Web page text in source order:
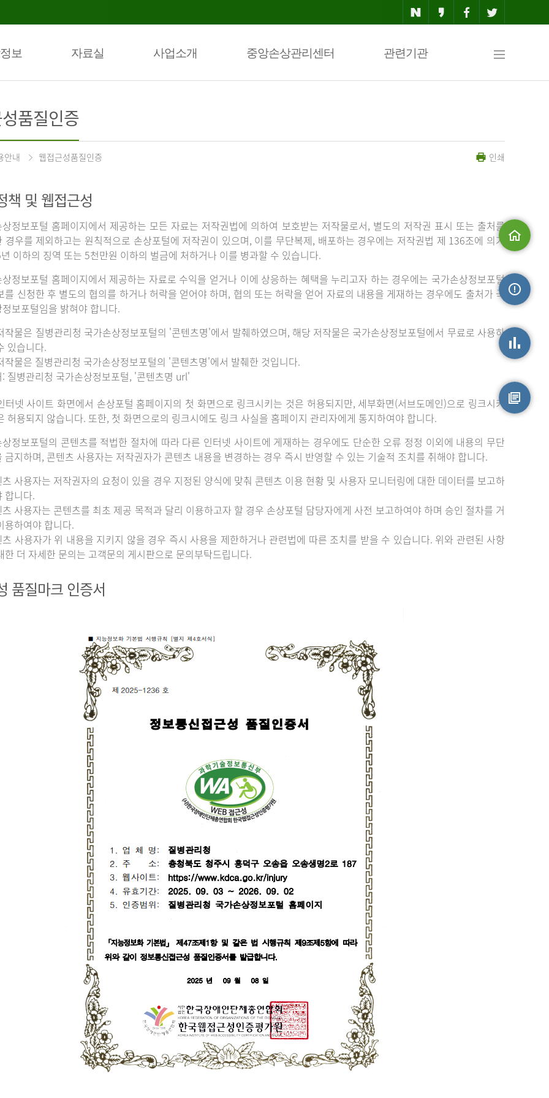
보 자료실 사업소개 중앙손상관리센터 관련기관
맵
품질인증
안내 웹접근성품질인증 인쇄
책 및 웹접근성
상정보포털 홈페이지에서 제공하는 모든 자료는 저작권법에 의하여 보호받는 저작물로서, 별도의 저작권 표시 또는 출처를
경우를 제외하고는 원칙적으로 손상포털에 저작권이 있으며, 이를 무단복제, 배포하는 경우에는 저작권법 제 136조에 의거
이하의 징역 또는 5천만원 이하의 벌금에 처하거나 이를 병과할 수 있습니다.
상정보포털 홈페이지에서 제공하는 자료로 수익을 얻거나 이에 상응하는 혜택을 누리고자 하는 경우에는 국가손상정보포털
를 신청한 후 별도의 협의를 하거나 허락을 얻어야 하며, 협의 또는 허락을 얻어 자료의 내용을 게재하는 경우에도 출처가 국
보포털임을 밝혀야 합니다.
작물은 질병관리청 국가손상정보포털의 '콘텐츠명'에서 발췌하였으며, 해당 저작물은 국가손상정보포털에서 무료로 사용하
있습니다.
작물은 질병관리청 국가손상정보포털의 '콘텐츠명'에서 발췌한 것입니다.
: 질병관리청 국가손상정보포털, '콘텐츠명 url'
터넷 사이트 화면에서 손상포털 홈페이지의 첫 화면으로 링크시키는 것은 허용되지만, 세부화면(서브도메인)으로 링크시키
허용되지 않습니다. 또한, 첫 화면으로의 링크시에도 링크 사실을 홈페이지 관리자에게 통지하여야 합니다.
상정보포털의 콘텐츠를 적법한 절차에 따라 다른 인터넷 사이트에 게재하는 경우에도 단순한 오류 정정 이외에 내용의 무단
금지하며, 콘텐츠 사용자는 저작권자가 콘텐츠 내용을 변경하는 경우 즉시 반영할 수 있는 기술적 조치를 취해야 합니다.
츠 사용자는 저작권자의 요청이 있을 경우 지정된 양식에 맞춰 콘텐츠 이용 현황 및 사용자 모니터링에 대한 데이터를 보고하
합니다.
츠 사용자는 콘텐츠를 최초 제공 목적과 달리 이용하고자 할 경우 손상포털 담당자에게 사전 보고하여야 하며 승인 절차를 거
용하여야 합니다.
츠 사용자가 위 내용을 지키지 않을 경우 즉시 사용을 제한하거나 관련법에 따른 조치를 받을 수 있습니다. 위와 관련된 사항
한 더 자세한 문의는 고객문의 게시판으로 문의부탁드립니다.
품질마크 인증서